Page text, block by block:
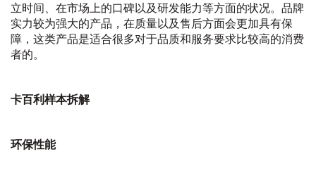
立时间、在市场上的口碑以及研发能力等方面的状况。品牌
实力较为强大的产品，在质量以及售后方面会更加具有保
障，这类产品是适合很多对于品质和服务要求比较高的消费
者的。
卡百利样本拆解
环保性能